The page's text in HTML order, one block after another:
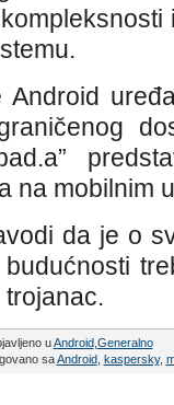
Android
na mobilnim
da je o
uAndroid, Generalno
saAndroid, kaspersky,